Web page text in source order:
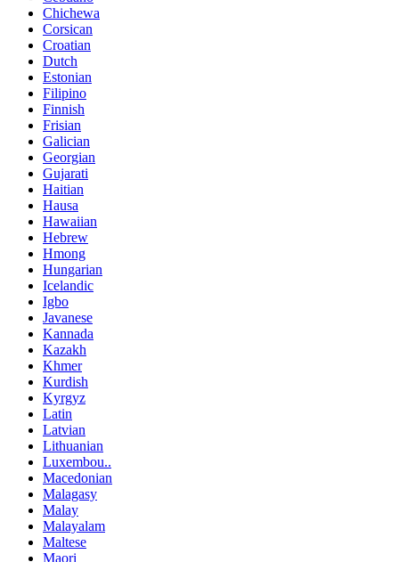
Chichewa
Corsican
Croatian
Dutch
Estonian
Filipino
Finnish
Frisian
Galician
Georgian
Gujarati
Haitian
Hausa
Hawaiian
Hebrew
Hmong
Hungarian
Icelandic
Igbo
Javanese
Kannada
Kazakh
Khmer
Kurdish
Kyrgyz
Latin
Latvian
Lithuanian
Luxembou..
Macedonian
Malagasy
Malay
Malayalam
Maltese
Maori